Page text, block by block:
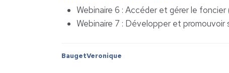
Webinaire 6 : Accéder et gérer le
Webinaire 7 : Développer et
BaugetVeronique